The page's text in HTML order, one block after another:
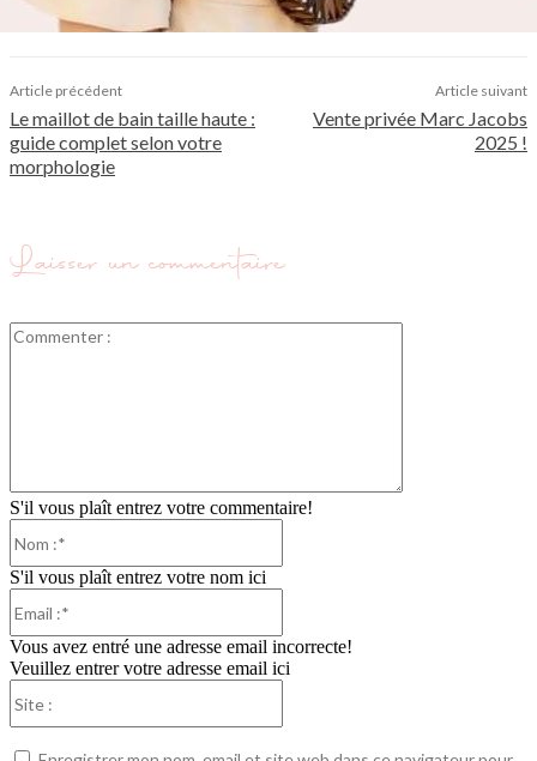
Article précédent
Le maillot de bain taille haute :
guide complet selon votre
morphologie
Article suivant
Vente privée Marc Jacobs
2025 !
Laisser un commentaire
S'il vous plaît entrez votre commentaire!
S'il vous plaît entrez votre nom ici
Vous avez entré une adresse email incorrecte!
Veuillez entrer votre adresse email ici